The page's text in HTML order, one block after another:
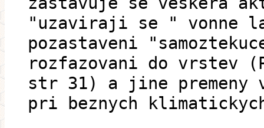
"uzaviraji se " vonne
pozastaveni
rozfazovani do vrstev
str 31) a jine premeny v
pri beznych